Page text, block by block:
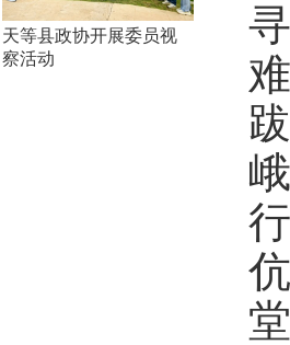
天等县政协开展委员视
察活动